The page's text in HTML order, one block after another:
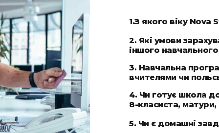
1.З якого віку Nova
Ліцензована школа
для учнів 1-11 класів.
2. Які умови
іншого
Вступ до
однакові умови для
3. Навчальна
вчителями чи
Nova Study — це
виняткові знання від
носіїв мови. Наша
психологічній
4. Чи готує школа
8-класиста, матури,
Відповідно до вимог
5. Чи є домашні